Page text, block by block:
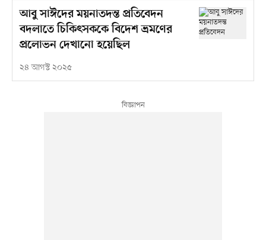
আবু সাঈদের ময়নাতদন্ত প্রতিবেদন
বদলাতে চিকিৎসককে বিদেশ ভ্রমণের
প্রলোভন দেখানো হয়েছিল
২৪ আগস্ট ২০২৫